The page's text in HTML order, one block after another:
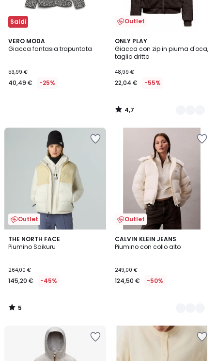
Saldi
VERO MODA
Giacca fantasia trapuntata
53,99 €
40,49 € -25%
Outlet
ONLY PLAY
Giacca con zip in piuma d'oca,
taglio dritto
48,99 €
22,04 € -55%
4,7
/ 5
2
Colori
4,7
/
Outlet
THE NORTH FACE
Piumino Saikuru
264,00 €
145,20 € -45%
5
/
5
/
Outlet
CALVIN KLEIN JEANS
Piumino con collo alto
249,00 €
124,50 € -50%
2
Colori